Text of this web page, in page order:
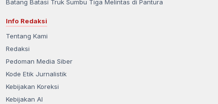
Batang Batasi Truk Sumbu Tiga Melintas di Pantura
Info Redaksi
Tentang Kami
Redaksi
Pedoman Media Siber
Kode Etik Jurnalistik
Kebijakan Koreksi
Kebijakan AI